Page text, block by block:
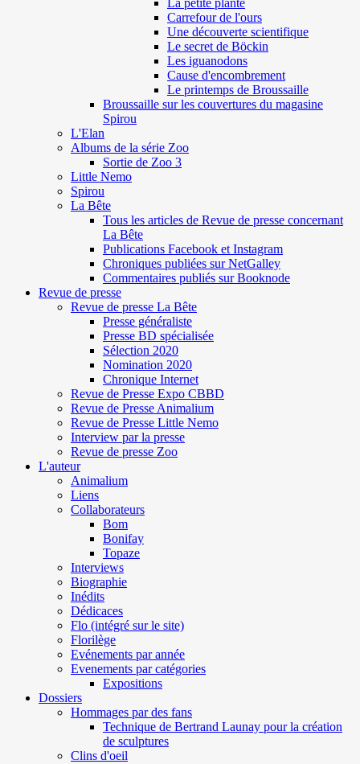
Carrefour de l'ours
Une découverte scientifique
Le secret de Böckin
Les iguanodons
Cause d'encombrement
Le printemps de Broussaille
Broussaille sur les couvertures du magasine
Spirou
L'Elan
Albums de la série Zoo
Sortie de Zoo 3
Little Nemo
Spirou
La Bête
Tous les articles de Revue de presse concernant
La Bête
Publications Facebook et Instagram
Chroniques publiées sur NetGalley
Commentaires publiés sur Booknode
Revue de presse
Revue de presse La Bête
Presse généraliste
Presse BD spécialisée
Sélection 2020
Nomination 2020
Chronique Internet
Revue de Presse Expo CBBD
Revue de Presse Animalium
Revue de Presse Little Nemo
Interview par la presse
Revue de presse Zoo
L'auteur
Animalium
Liens
Collaborateurs
Bom
Bonifay
Topaze
Interviews
Biographie
Inédits
Dédicaces
Flo (intégré sur le site)
Florilège
Evénements par année
Evenements par catégories
Expositions
Dossiers
Hommages par des fans
Technique de Bertrand Launay pour la création
de sculptures
Clins d'oeil